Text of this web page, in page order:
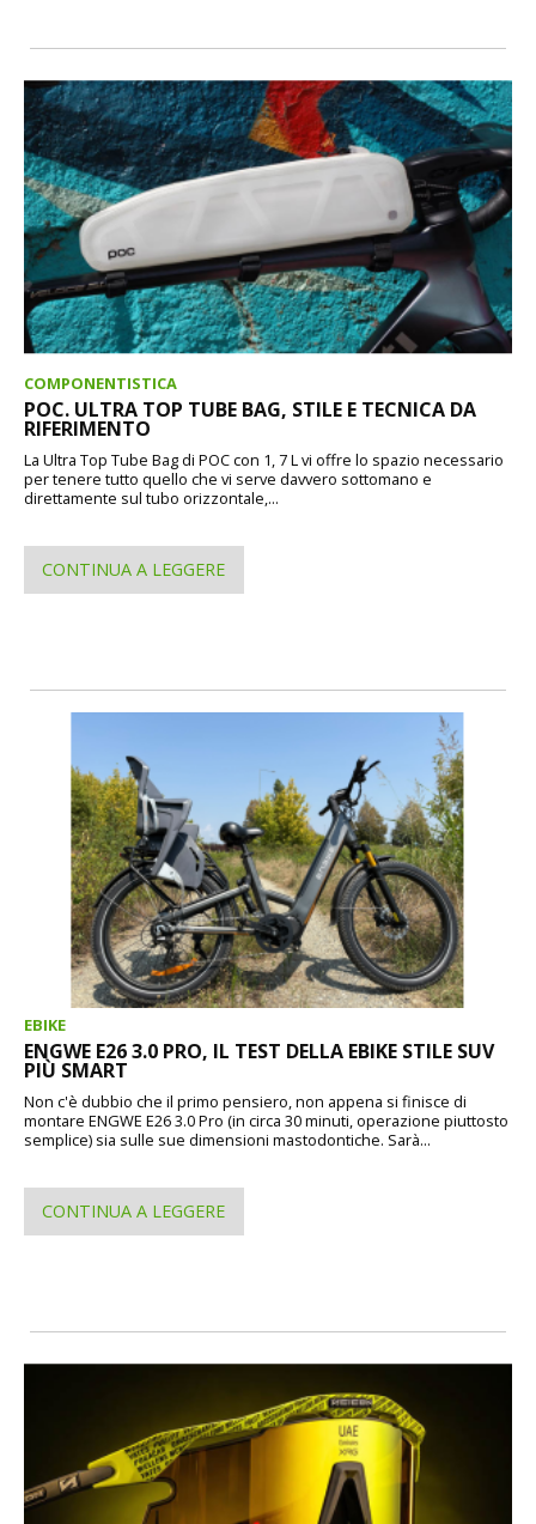
COMPONENTISTICA
POC. ULTRA TOP TUBE BAG, STILE E TECNICA DA
RIFERIMENTO
La Ultra Top Tube Bag di POC con 1, 7 L vi offre lo spazio necessario
per tenere tutto quello che vi serve davvero sottomano e
direttamente sul tubo orizzontale,...
CONTINUA A LEGGERE
EBIKE
ENGWE E26 3.0 PRO, IL TEST DELLA EBIKE STILE SUV
PIÙ SMART
Non c'è dubbio che il primo pensiero, non appena si finisce di
montare ENGWE E26 3.0 Pro (in circa 30 minuti, operazione piuttosto
semplice) sia sulle sue dimensioni mastodontiche. Sarà...
CONTINUA A LEGGERE